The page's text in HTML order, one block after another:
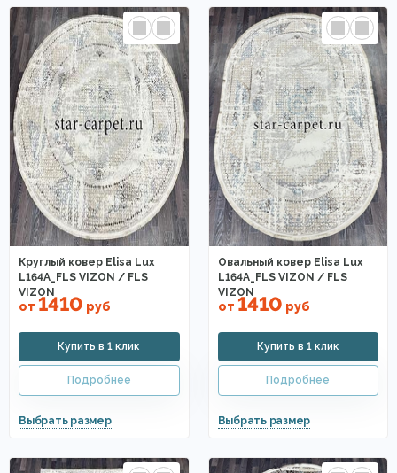
Круглый ковер Elisa Lux
L164A_FLS VIZON / FLS
VIZON
от 1410 руб
Овальный ковер Elisa Lux
L164A_FLS VIZON / FLS
VIZON
от 1410 руб